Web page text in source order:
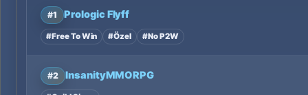
#1 Prologic Flyff
#Free To Win #Özel #No P2W
#2 InsanityMMORPG